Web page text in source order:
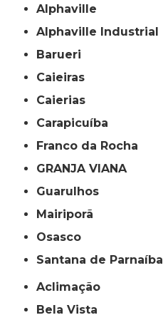
Alphaville
Alphaville Industrial
Barueri
Caieiras
Caierias
Carapicuíba
Franco da Rocha
GRANJA VIANA
Guarulhos
Mairiporã
Osasco
Santana de Parnaíba
Aclimação
Bela Vista